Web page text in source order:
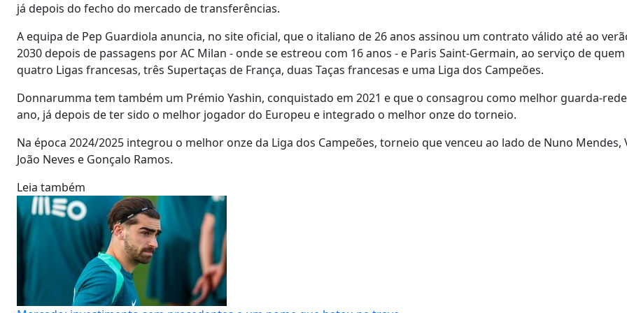
já depois do fecho do mercado de transferências.
A equipa de Pep Guardiola anuncia, no site oficial, que o italiano de 26 anos assinou um contrato válido até ao
2030 depois de passagens por AC Milan - onde se estreou com 16 anos - e Paris Saint-Germain, ao serviço de
quatro Ligas francesas, três Supertaças de França, duas Taças francesas e uma Liga dos Campeões.
Donnarumma tem também um Prémio Yashin, conquistado em 2021 e que o consagrou como melhor guarda-
ano, já depois de ter sido o melhor jogador do Europeu e integrado o melhor onze do torneio.
Na época 2024/2025 integrou o melhor onze da Liga dos Campeões, torneio que venceu ao lado de Nuno Mendes,
João Neves e Gonçalo Ramos.
Leia também